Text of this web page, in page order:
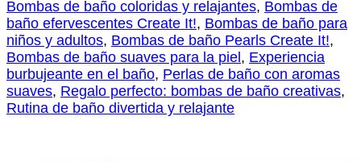
Bombas de baño coloridas y relajantes, Bombas de
baño efervescentes Create It!, Bombas de baño para
niños y adultos, Bombas de baño Pearls Create It!,
Bombas de baño suaves para la piel, Experiencia
burbujeante en el baño, Perlas de baño con aromas
suaves, Regalo perfecto: bombas de baño creativas,
Rutina de baño divertida y relajante